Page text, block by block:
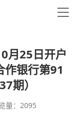
月25日开户
作银行第91
期）
量：2095